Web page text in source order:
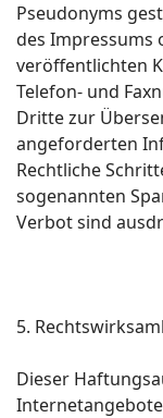
Pseudonyms
des Impressums
veröffentlichten
Telefon- und
Dritte zur
angeforderten
Rechtliche
sogenannten
Verbot sind
5.
Dieser